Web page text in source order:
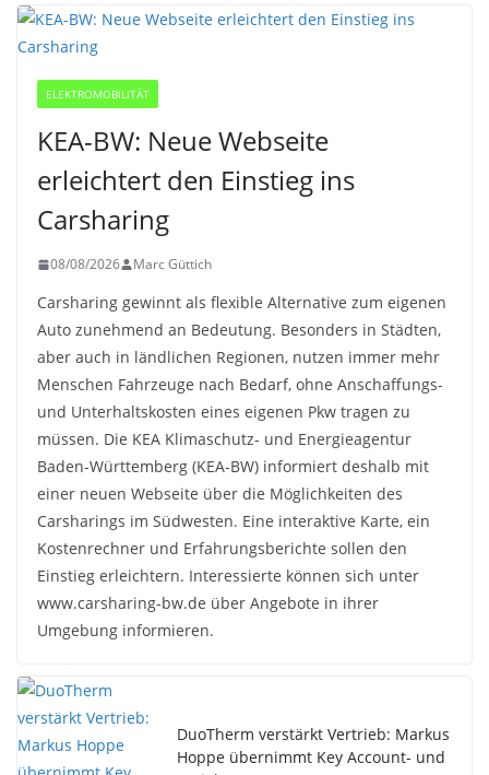
ELEKTROMOBILITÄT
KEA-BW: Neue Webseite
erleichtert den Einstieg ins
Carsharing
08/08/2026 Marc Güttich
Carsharing gewinnt als flexible Alternative zum eigenen
Auto zunehmend an Bedeutung. Besonders in Städten,
aber auch in ländlichen Regionen, nutzen immer mehr
Menschen Fahrzeuge nach Bedarf, ohne Anschaffungs-
und Unterhaltskosten eines eigenen Pkw tragen zu
müssen. Die KEA Klimaschutz- und Energieagentur
Baden-Württemberg (KEA-BW) informiert deshalb mit
einer neuen Webseite über die Möglichkeiten des
Carsharings im Südwesten. Eine interaktive Karte, ein
Kostenrechner und Erfahrungsberichte sollen den
Einstieg erleichtern. Interessierte können sich unter
www.carsharing-bw.de über Angebote in ihrer
Umgebung informieren.
DuoTherm verstärkt Vertrieb: Markus
Hoppe übernimmt Key Account- und